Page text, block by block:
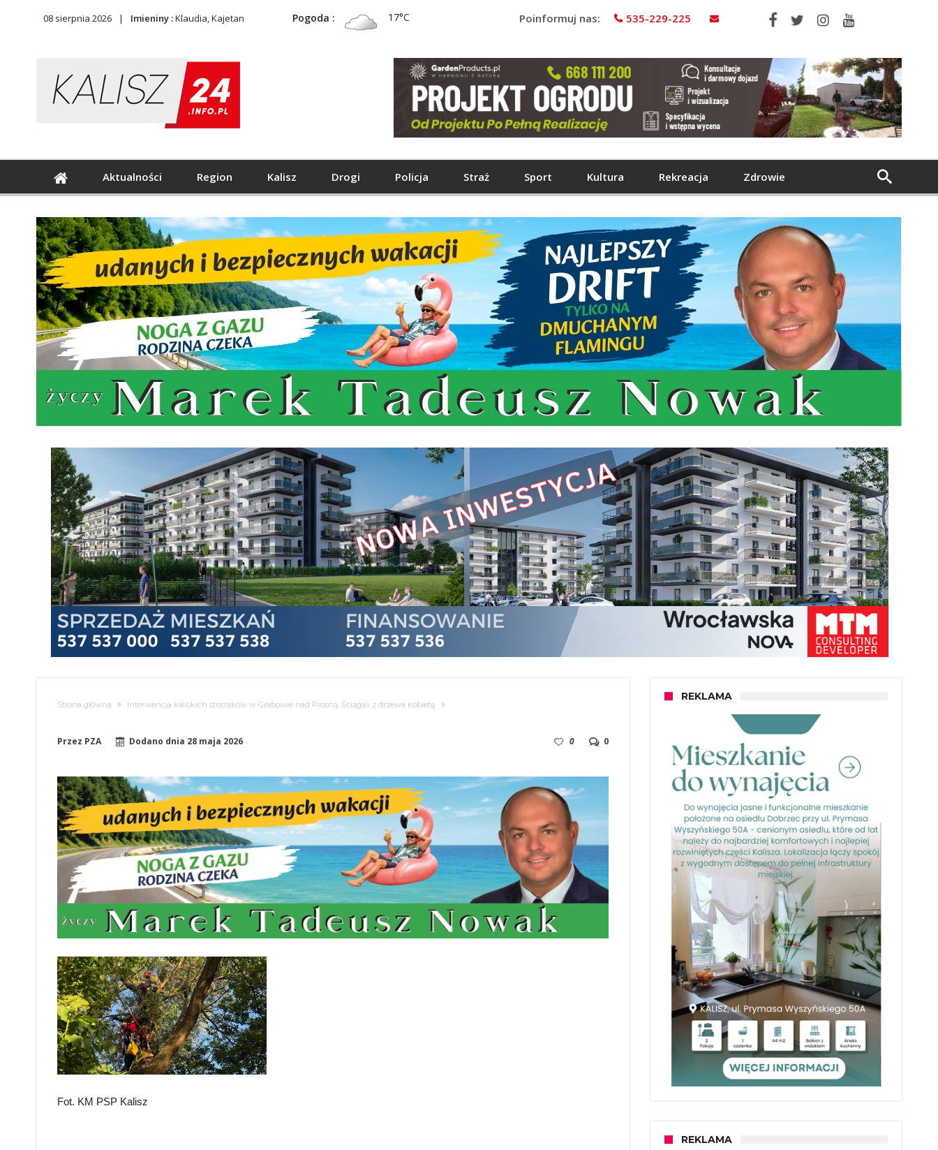
08 sierpnia 2026 Imieniny :Klaudia, Kajetan Pogoda : 17°C Poinformuj nas: 535-229-225
Aktualności Region Kalisz Drogi Policja Straż Sport Kultura Rekreacja Zdrowie
Strona główna Interwencja kaliskich strażaków w Grabowie nad Prosną. Ściągali z drzewa kobietę
Przez PZA Dodano dnia 28 maja 2026 0
0
Fot. KM PSP Kalisz
REKLAMA
REKLAMA